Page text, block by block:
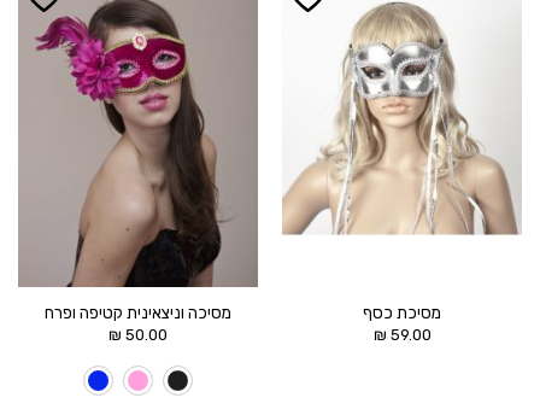
WISHLIST
מסיכת כסף
59.00
₪
הוסף ל
WISHLIST
מסיכה וניצאינית קטיפה ופרח
50.00
₪